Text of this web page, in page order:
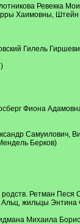
Ревекка
Хаимовны, Штейн
Гилель
Фиона
Самуилович,
Берков)
Ретман Песя
жильцы
Михаила